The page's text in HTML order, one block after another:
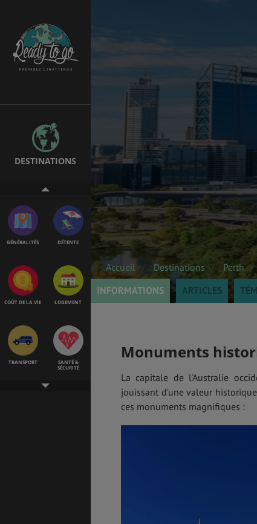
DESTINATIONS
ÉTUDES
EMPLOIS &
STAGES
GÉNÉRALITÉS DÉTENTE
COÛT DE LA VIE LOGEMENT
TRANSPORT
SANTÉ &
SÉCURITÉ
Accueil Destinations Perth
INFORMATIONS
ARTICLES
Monuments
La capitale de l'Australie
jouissant d’une valeur
ces monuments magnifiques :